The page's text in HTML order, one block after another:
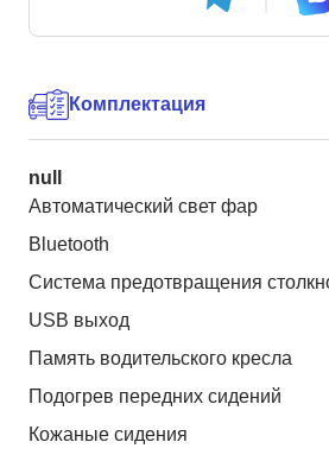
Комплектация
null
Автоматический свет фар
Bluetooth
Система предотвращения
USB выход
Память водительского кресла
Подогрев передних сидений
Кожаные сидения